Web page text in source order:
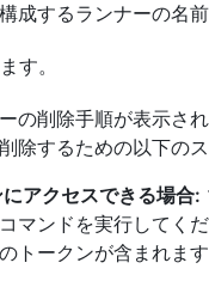
成するランナーの名前
す。
の削除手順が表示さ
除するための以下の
アクセスできる場合:
マンドを実行してく
トークンが含まれます